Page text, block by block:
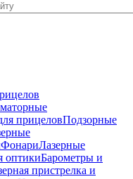
прицеловПодзорные
ФонариЛазерные
оптикиБарометры и
пристрелка и